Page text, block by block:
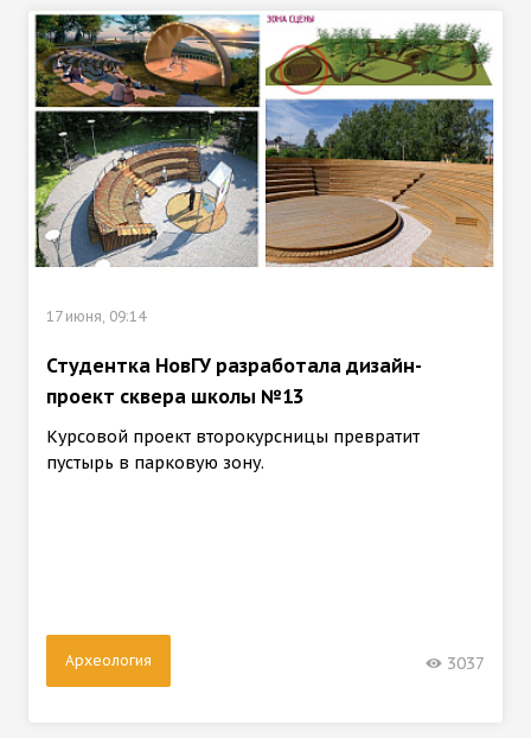
17 июня, 09:14
Студентка НовГУ разработала дизайн-
проект сквера школы №13
Курсовой проект второкурсницы превратит
пустырь в парковую зону.
Археология 3037